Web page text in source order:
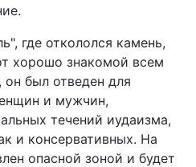
где откололся камень,
хорошо знакомой всем
был отведен для
и мужчин,
течений иудаизма,
и консервативных. На
опасной зоной и будет